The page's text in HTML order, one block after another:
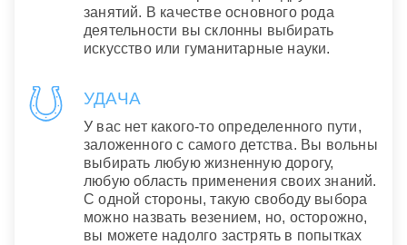
занятий. В качестве основного рода
деятельности вы склонны выбирать
искусство или гуманитарные науки.
УДАЧА
У вас нет какого-то определенного пути,
заложенного с самого детства. Вы вольны
выбирать любую жизненную дорогу,
любую область применения своих знаний.
С одной стороны, такую свободу выбора
можно назвать везением, но, осторожно,
вы можете надолго застрять в попытках